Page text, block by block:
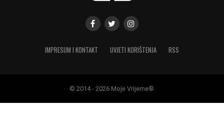
IMPRESUM I KONTAKT UVJETI KORIŠTENJA RSS
© 2014 - 2026 Moje Vrijeme®